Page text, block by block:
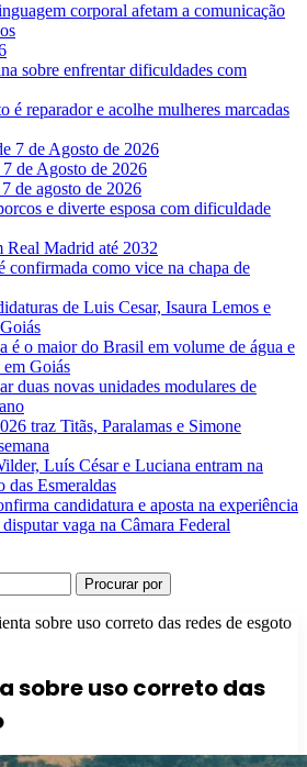
corporal afetam a comunicação
sobre enfrentar dificuldades com
é reparador e acolhe mulheres marcadas
7 de Agosto de 2026
de Agosto de 2026
de agosto de 2026
e diverte esposa com dificuldade
Real Madrid até 2032
confirmada como vice na chapa de
de Luis Cesar, Isaura Lemos e
é o maior do Brasil em volume de água e
Goiás
duas novas unidades modulares de
traz Titãs, Paralamas e Simone
Luís César e Luciana entram na
das Esmeraldas
candidatura e aposta na experiência
vaga na Câmara Federal
Procurar por
sobre uso correto das redes de esgoto
sobre uso correto das